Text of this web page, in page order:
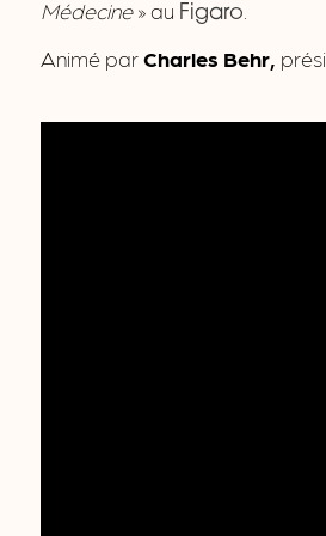
Médecine» au Figaro
Animé parCharles Behr,